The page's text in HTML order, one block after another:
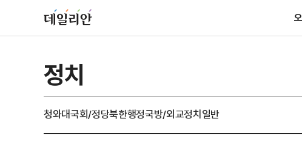
정치
청와대국회/정당북한행정국방/외교정치일반